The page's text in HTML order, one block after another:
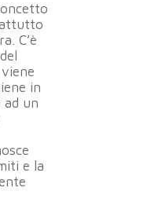
C’è
in
un
e la